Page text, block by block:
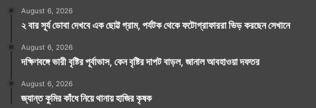
August 6, 2026
২ বার সূর্য ডোবা দেখবে এক ছোট্ট গ্রাম, পর্যটক থেকে ফটোগ্রাফাররা ভিড় করছেন সেখানে
August 6, 2026
দক্ষিণবঙ্গে ভারী বৃষ্টির পূর্বাভাস, কেন বৃষ্টির দাপট বাড়ল, জানাল আবহাওয়া দফতর
August 6, 2026
জ্যান্ত কুমির কাঁধে নিয়ে থানায় হাজির কৃষক